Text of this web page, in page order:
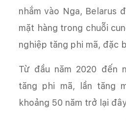
nhắm vào Nga, Belarus
mặt hàng trong chuỗi
nghiệp tăng phi mã, đặc
Từ đầu năm 2020 đến
tăng phi mã, lần tăng
khoảng 50 năm trở lại